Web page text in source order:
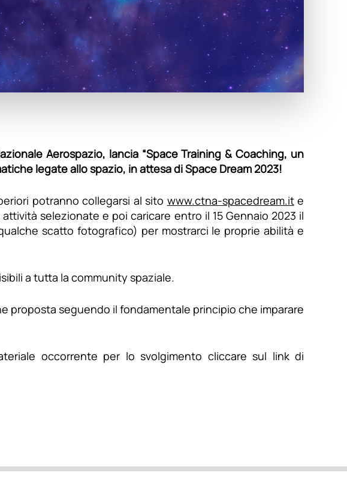
Aerospazio, lancia “Space Training & Coaching, un
legate allo spazio, in attesa di Space Dream 2023!
potranno collegarsi al sito www.ctna-spacedream.ite
selezionate e poi caricare entro il 15 Gennaio 2023 il
scatto fotografico) per mostrarci le proprie abilità e
a tutta la community spaziale.
proposta seguendo il fondamentale principio che imparare
occorrente per lo svolgimento cliccare sul link di